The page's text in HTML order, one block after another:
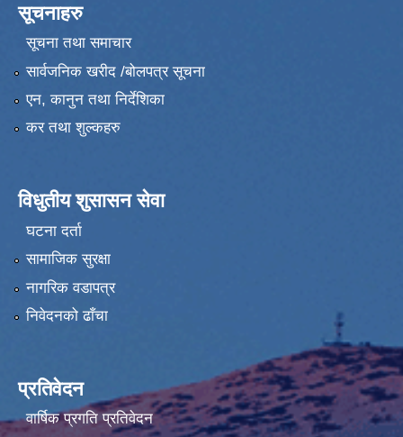
सूचनाहरु
सूचना तथा समाचार
सार्वजनिक खरीद /बोलपत्र सूचना
एन, कानुन तथा निर्देशिका
कर तथा शुल्कहरु
विधुतीय शुसासन सेवा
घटना दर्ता
सामाजिक सुरक्षा
नागरिक वडापत्र
निवेदनको ढाँचा
प्रतिवेदन
वार्षिक प्रगति प्रतिवेदन